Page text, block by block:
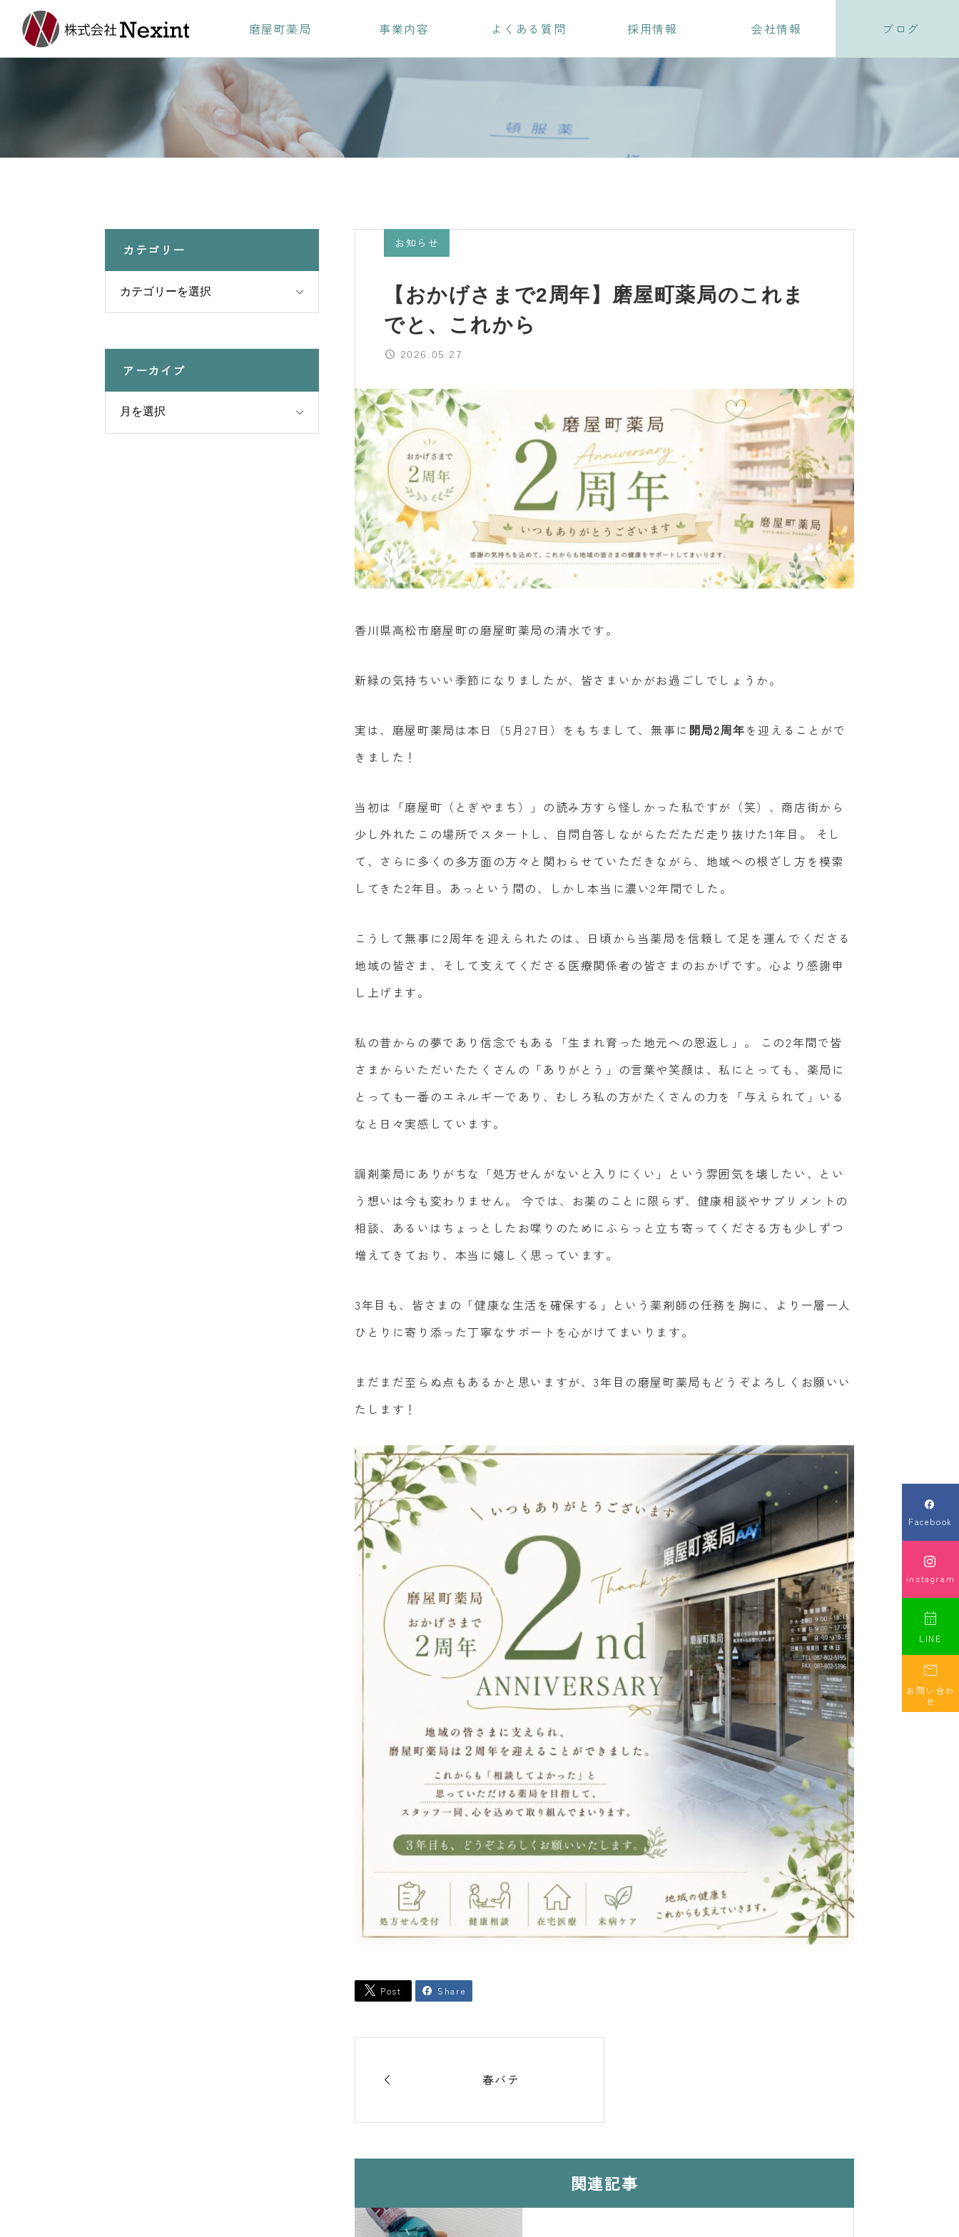
磨屋町薬局 事業内容 よくある質問 採用情報 会社情報 ブログ
お知らせ
【おかげさまで2周年】磨屋町薬局のこれま
でと、これから
2026.05.27
香川県高松市磨屋町の磨屋町薬局の清水です。
新緑の気持ちいい季節になりましたが、皆さまいかがお過ごしでしょうか。
実は、磨屋町薬局は本日（5月27日）をもちまして、無事に 開局2周年を迎えることがで
きました！
当初は「磨屋町（とぎやまち）」の読み方すら怪しかった私ですが（笑）、商店街から
少し外れたこの場所でスタートし、自問自答しながらただただ走り抜けた1年目。 そし
て、さらに多くの多方面の方々と関わらせていただきながら、地域への根ざし方を模索
してきた2年目。あっという間の、しかし本当に濃い2年間でした。
こうして無事に2周年を迎えられたのは、日頃から当薬局を信頼して足を運んでくださる
地域の皆さま、そして支えてくださる医療関係者の皆さまのおかげです。心より感謝申
し上げます。
私の昔からの夢であり信念でもある「生まれ育った地元への恩返し」。 この2年間で皆
さまからいただいたたくさんの「ありがとう」の言葉や笑顔は、私にとっても、薬局に
とっても一番のエネルギーであり、むしろ私の方がたくさんの力を「与えられて」いる
なと日々実感しています。
調剤薬局にありがちな「処方せんがないと入りにくい」という雰囲気を壊したい、とい
う想いは今も変わりません。 今では、お薬のことに限らず、健康相談やサプリメントの
相談、あるいはちょっとしたお喋りのためにふらっと立ち寄ってくださる方も少しずつ
増えてきており、本当に嬉しく思っています。
3年目も、皆さまの「健康な生活を確保する」という薬剤師の任務を胸に、より一層一人
ひとりに寄り添った丁寧なサポートを心がけてまいります。
まだまだ至らぬ点もあるかと思いますが、3年目の磨屋町薬局もどうぞよろしくお願いい
たします！
 Post  Share
 春バテ
関連記事
カテゴリー
アーカイブ

Facebook

instagram

LINE

お問い合わ
せ